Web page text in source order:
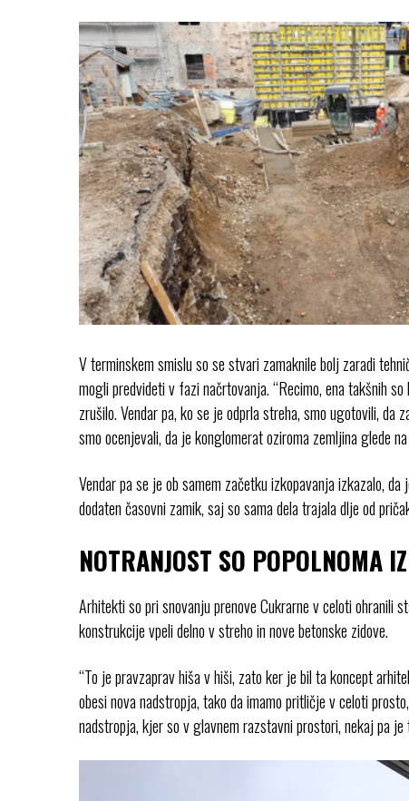
V terminskem smislu so se stvari zamaknile bolj zaradi
mogli predvideti v fazi načrtovanja. “Recimo, ena takšnih
zrušilo. Vendar pa, ko se je odprla streha, smo ugotovili,
smo ocenjevali, da je konglomerat oziroma zemljina glede
Vendar pa se je ob samem začetku izkopavanja izkazalo,
dodaten časovni zamik, saj so sama dela trajala dlje od
NOTRANJOST SO POPOLNOMA
Arhitekti so pri snovanju prenove Cukrarne v celoti ohranili
konstrukcije vpeli delno v streho in nove betonske zidove.
“To je pravzaprav hiša v hiši, zato ker je bil ta koncept
obesi nova nadstropja, tako da imamo pritličje v celoti
nadstropja, kjer so v glavnem razstavni prostori, nekaj pa